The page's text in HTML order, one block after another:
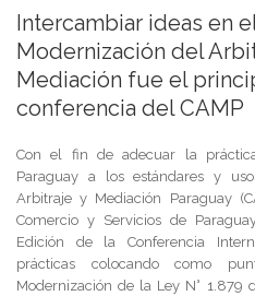
Intercambiar ideas en
Modernización del
Mediación fue el
conferencia del CAMP
Con el fin de adecuar la
Paraguay a los estándares y
Arbitraje y Mediación Paraguay
Comercio y Servicios de
Edición de la Conferencia
prácticas colocando como
Modernización de la Ley N° 1.879